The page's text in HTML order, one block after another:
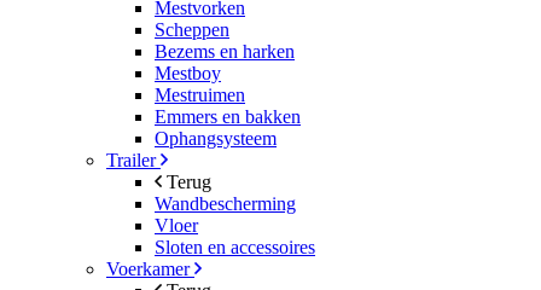
Mestvorken
Scheppen
Bezems en harken
Mestboy
Mestruimen
Emmers en bakken
Ophangsysteem
Trailer
Terug
Wandbescherming
Vloer
Sloten en accessoires
Voerkamer